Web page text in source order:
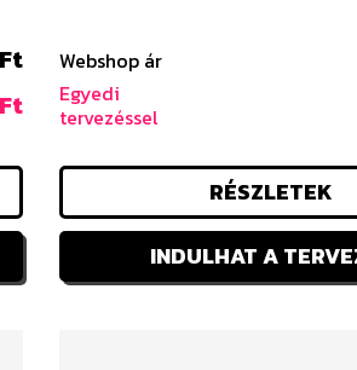
Webshop ár
Egyedi
tervezéssel
RÉSZLETEK
INDULHAT A